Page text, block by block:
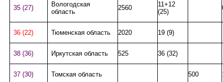
35 (27)
Вологодская
область
2560
11+12
(25)
36 (22) Тюменская область 2020 19 (9)
38 (36) Иркутская область 525 36 (32)
37 (30) Томская область 500